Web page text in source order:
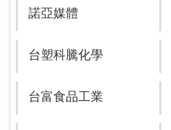
諾亞媒體
台塑科騰化學
台富食品工業